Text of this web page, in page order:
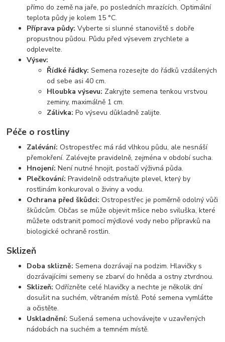
přímo do země na jaře, po posledních mrazících. Optimální
teplota půdy je kolem 15 °C.
Příprava půdy: Vyberte si slunné stanoviště s dobře
propustnou půdou. Půdu před výsevem zrychlete a
odplevelte.
Výsev:
Řídké řádky: Semena rozesejte do řádků vzdálených
od sebe asi 40 cm.
Hloubka výsevu: Zakryjte semena tenkou vrstvou
zeminy, maximálně 1 cm.
Zálivka: Po výsevu důkladně zalijte.
Péče o rostliny
Zalévání: Ostropestřec má rád vlhkou půdu, ale nesnáší
přemokření. Zalévejte pravidelně, zejména v období sucha.
Hnojení: Není nutné hnojit, postačí výživná půda.
Plečkování: Pravidelně odstraňujte plevel, který by
rostlinám konkuroval o živiny a vodu.
Ochrana před škůdci: Ostropestřec je poměrně odolný vůči
škůdcům. Občas se může objevit mšice nebo sviluška, které
můžete odstranit pomocí mýdlové vody nebo přípravků na
biologické ochraně rostlin.
Sklizeň
Doba sklizně: Semena dozrávají na podzim. Hlavičky s
dozrávajícími semeny se zbarví do hněda a ostny ztvrdnou.
Sklizeň: Odřízněte celé hlavičky a nechte je několik dní
dosušit na suchém, větraném místě. Poté semena vymláťte
a očistěte.
Uskladnění: Sušená semena uchovávejte v uzavřených
nádobách na suchém a temném místě.